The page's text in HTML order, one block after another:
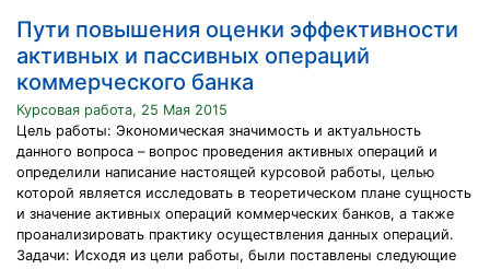
Пути повышения оценки эффективности
активных и пассивных операций
коммерческого банка
Курсовая работа, 25 Мая 2015
Цель работы: Экономическая значимость и актуальность
данного вопроса – вопрос проведения активных операций и
определили написание настоящей курсовой работы, целью
которой является исследовать в теоретическом плане сущность
и значение активных операций коммерческих банков, а также
проанализировать практику осуществления данных операций.
Задачи: Исходя из цели работы, были поставлены следующие